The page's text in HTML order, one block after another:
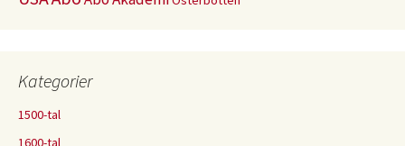
Kategorier
1500-tal
1600-tal